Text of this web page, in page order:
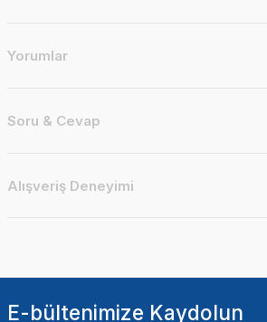
Yorumlar
Soru & Cevap
Alışveriş Deneyimi
E-bültenimize Kaydolun